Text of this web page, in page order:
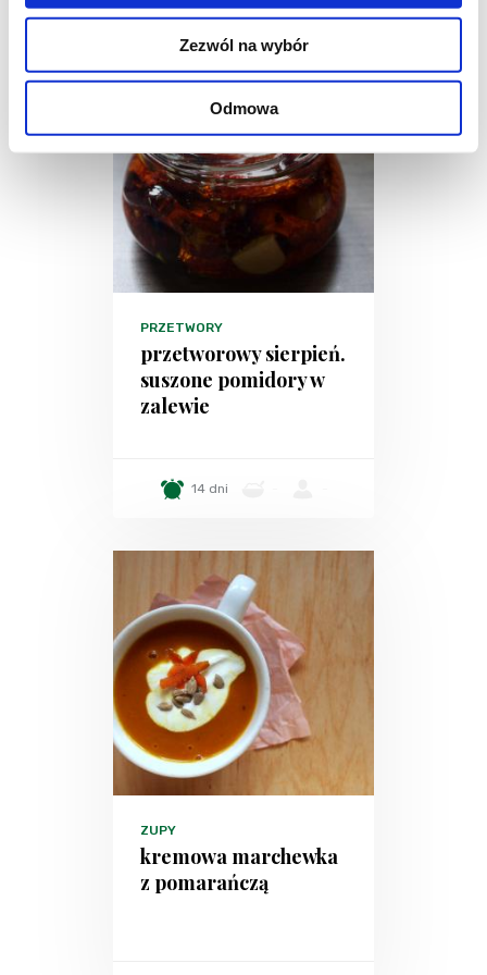
Zezwól na wybór
Odmowa
PRZETWORY
przetworowy sierpień.
suszone pomidory w
zalewie
14 dni
ZUPY
kremowa marchewka
z pomarańczą